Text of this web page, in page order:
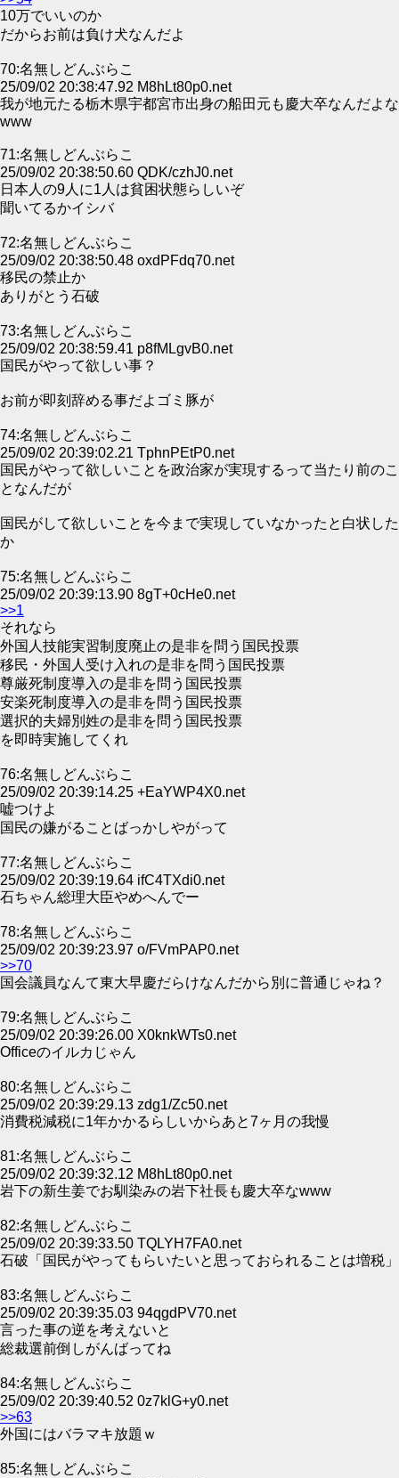
10万でいいのか
だからお前は負け犬なんだよ
70:名無しどんぶらこ
25/09/02 20:38:47.92 M8hLt80p0.net
我が地元たる栃木県宇都宮市出身の船田元も慶大卒なんだよな
www
71:名無しどんぶらこ
25/09/02 20:38:50.60 QDK/czhJ0.net
日本人の9人に1人は貧困状態らしいぞ
聞いてるかイシバ
72:名無しどんぶらこ
25/09/02 20:38:50.48 oxdPFdq70.net
移民の禁止か
ありがとう石破
73:名無しどんぶらこ
25/09/02 20:38:59.41 p8fMLgvB0.net
国民がやって欲しい事？
お前が即刻辞める事だよゴミ豚が
74:名無しどんぶらこ
25/09/02 20:39:02.21 TphnPEtP0.net
国民がやって欲しいことを政治家が実現するって当たり前のこ
となんだが
国民がして欲しいことを今まで実現していなかったと白状した
か
75:名無しどんぶらこ
25/09/02 20:39:13.90 8gT+0cHe0.net
>>1
それなら
外国人技能実習制度廃止の是非を問う国民投票
移民・外国人受け入れの是非を問う国民投票
尊厳死制度導入の是非を問う国民投票
安楽死制度導入の是非を問う国民投票
選択的夫婦別姓の是非を問う国民投票
を即時実施してくれ
76:名無しどんぶらこ
25/09/02 20:39:14.25 +EaYWP4X0.net
嘘つけよ
国民の嫌がることばっかしやがって
77:名無しどんぶらこ
25/09/02 20:39:19.64 ifC4TXdi0.net
石ちゃん総理大臣やめへんでー
78:名無しどんぶらこ
25/09/02 20:39:23.97 o/FVmPAP0.net
>>70
国会議員なんて東大早慶だらけなんだから別に普通じゃね？
79:名無しどんぶらこ
25/09/02 20:39:26.00 X0knkWTs0.net
Officeのイルカじゃん
80:名無しどんぶらこ
25/09/02 20:39:29.13 zdg1/Zc50.net
消費税減税に1年かかるらしいからあと7ヶ月の我慢
81:名無しどんぶらこ
25/09/02 20:39:32.12 M8hLt80p0.net
岩下の新生姜でお馴染みの岩下社長も慶大卒なwww
82:名無しどんぶらこ
25/09/02 20:39:33.50 TQLYH7FA0.net
石破「国民がやってもらいたいと思っておられることは増税」
83:名無しどんぶらこ
25/09/02 20:39:35.03 94qgdPV70.net
言った事の逆を考えないと
総裁選前倒しがんばってね
84:名無しどんぶらこ
25/09/02 20:39:40.52 0z7klG+y0.net
>>63
外国にはバラマキ放題ｗ
85:名無しどんぶらこ